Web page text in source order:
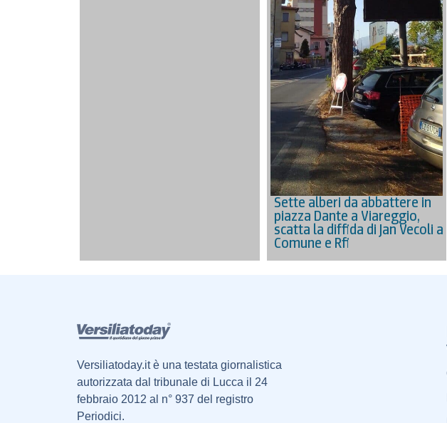
Sette alberi da abbattere in
piazza Dante a Viareggio,
scatta la diffida di Jan Vecoli a
Comune e Rfi
Versiliatoday.it è una testata giornalistica
autorizzata dal tribunale di Lucca il 24
febbraio 2012 al n° 937 del registro
Periodici.